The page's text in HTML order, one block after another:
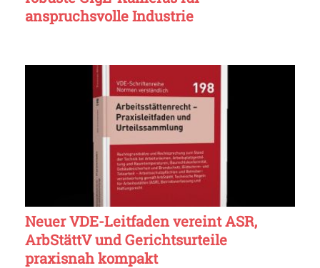
anspruchsvolle Industrie
Neuer VDE-Leitfaden vereint ASR,
ArbStättV und Gerichtsurteile
praxisnah kompakt